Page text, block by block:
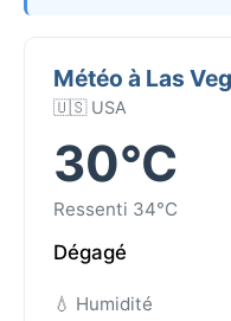
Météo à Las
🇺🇸 USA
30°C
Ressenti 34°C
Dégagé
💧 Humidité